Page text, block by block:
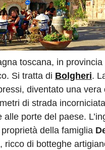
toscana, in
Si tratta di Bolgheri.
diventato una
di strada
alle porte del paese.
della famiglia
ricco di botteghe